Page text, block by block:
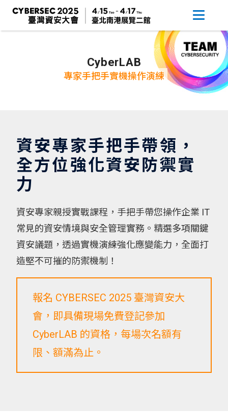
CyberLAB
專家手把手實機操作演練
資安專家手把手帶領，
全方位強化資安防禦實
力
資安專家親授實戰課程，手把手帶您操作企業 IT
常見的資安情境與安全管理實務。精選多項關鍵
資安議題，透過實機演練強化應變能力，全面打
造堅不可摧的防禦機制！
報名 CYBERSEC 2025 臺灣資安大
會，即具備現場免費登記參加
CyberLAB 的資格，每場次名額有
限、額滿為止。